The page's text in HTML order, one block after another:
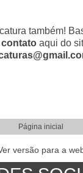
também!
contato aqui do
Página inicial
versão para a